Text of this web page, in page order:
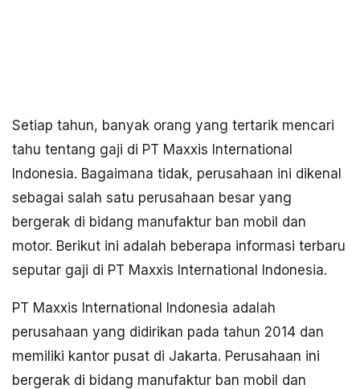
Setiap tahun, banyak orang yang tertarik mencari
tahu tentang gaji di PT Maxxis International
Indonesia. Bagaimana tidak, perusahaan ini dikenal
sebagai salah satu perusahaan besar yang
bergerak di bidang manufaktur ban mobil dan
motor. Berikut ini adalah beberapa informasi terbaru
seputar gaji di PT Maxxis International Indonesia.
PT Maxxis International Indonesia adalah
perusahaan yang didirikan pada tahun 2014 dan
memiliki kantor pusat di Jakarta. Perusahaan ini
bergerak di bidang manufaktur ban mobil dan